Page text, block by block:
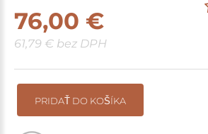
76,00 €
61,79 € bez DPH
PRIDAŤ DO KOŠÍKA